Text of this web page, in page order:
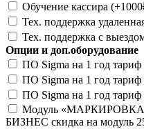
Обучение кассира
Тех. поддержка
Тех. поддержка с
Опции и доп.оборудование
ПО Sigma на 1 год
ПО Sigma на 1 год
ПО Sigma на 1 год
Модуль
БИЗНЕС скидка на модуль